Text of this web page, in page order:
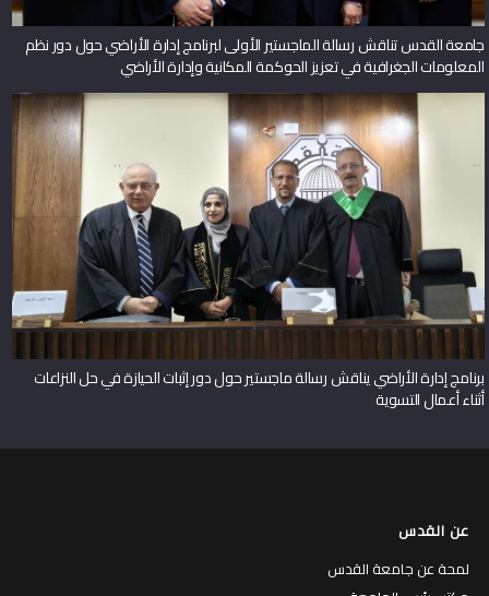
جامعة القدس تناقش رسالة الماجستير الأولى لبرنامج إدارة الأراضي حول دور نظم
المعلومات الجغرافية في تعزيز الحوكمة المكانية وإدارة الأراضي
برنامج إدارة الأراضي يناقش رسالة ماجستير حول دور إثبات الحيازة في حل النزاعات
أثناء أعمال التسوية
عن القدس
لمحة عن جامعة القدس